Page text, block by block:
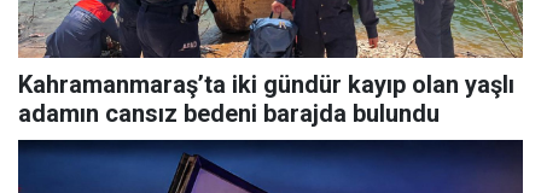
Kahramanmaraş’ta iki gündür kayıp olan yaşlı
adamın cansız bedeni barajda bulundu